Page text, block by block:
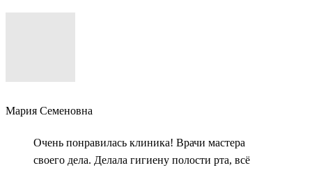
Мария Семеновна
Очень понравилась клиника! Врачи мастера
своего дела. Делала гигиену полости рта, всё